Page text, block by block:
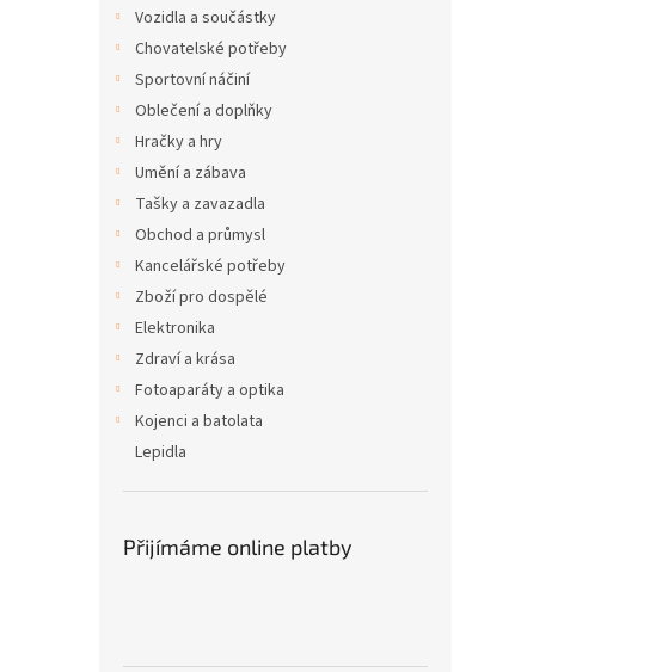
Vozidla a součástky
Chovatelské potřeby
Sportovní náčiní
Oblečení a doplňky
Hračky a hry
Umění a zábava
Tašky a zavazadla
Obchod a průmysl
Kancelářské potřeby
Zboží pro dospělé
Elektronika
Zdraví a krása
Fotoaparáty a optika
Kojenci a batolata
Lepidla
Přijímáme online platby